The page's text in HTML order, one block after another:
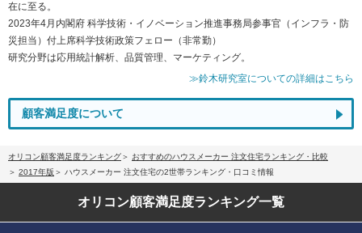
在に至る。
2023年4月内閣府 科学技術・イノベーション推進事務局参事官（インフラ・防
災担当）付上席科学技術政策フェロー（非常勤）
研究分野は応用統計解析、品質管理、マーケティング。
≫鈴木研究室についての詳細はこちら
顧客満足度について
オリコン顧客満足度ランキング
おすすめのハウスメーカー 注文住宅ランキング・比較
2017年版
ハウスメーカー 注文住宅の2世帯ランキング・口コミ情報
オリコン顧客満足度ランキング一覧